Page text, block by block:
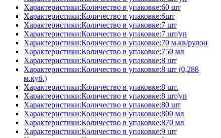
Характеристики:Количество в упаковке:60 шт
Характеристики:Количество в упаковке:6шт
Характеристики:Количество в упаковке:7 шт
Характеристики:Количество в упаковке:7 шт/уп
Характеристики:Количество в упаковке:70 м.кв/рулон
Характеристики:Количество в упаковке:750 мл
Характеристики:Количество в упаковке:8 шт
Характеристики:Количество в упаковке:8 шт (0,288
м.куб.)
Характеристики:Количество в упаковке:8 шт.
Характеристики:Количество в упаковке:8 шт/уп
Характеристики:Количество в упаковке:80 шт
Характеристики:Количество в упаковке:800 мл
Характеристики:Количество в упаковке:870 мл
Характеристики:Количество в упаковке:9 шт